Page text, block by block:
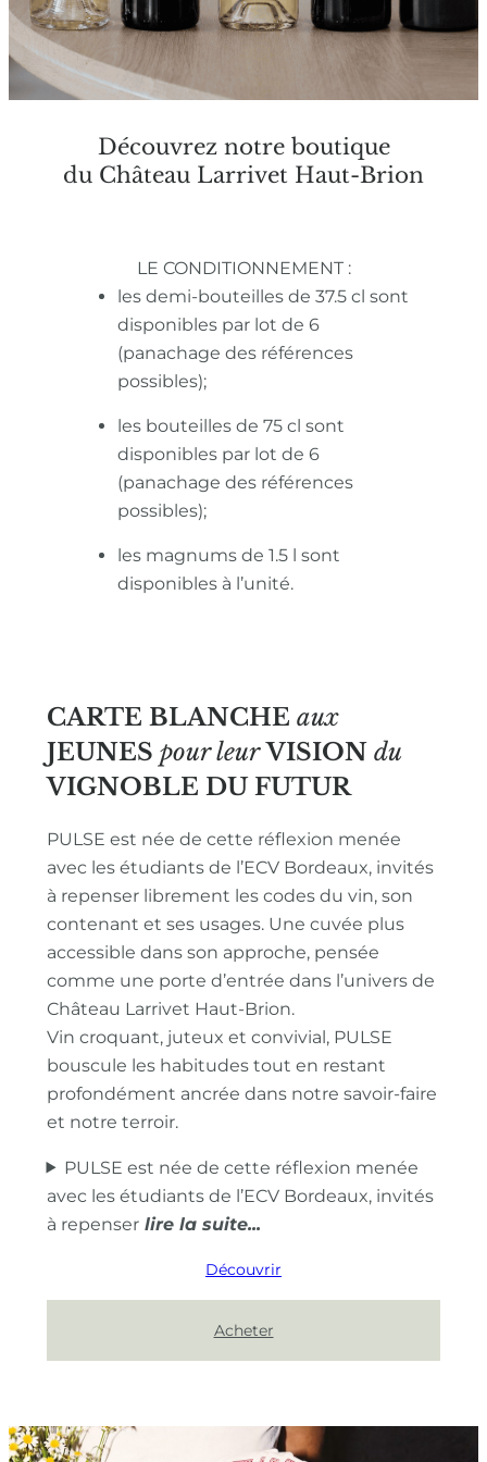
Découvrez notre boutique
du Château Larrivet Haut-Brion
LE CONDITIONNEMENT :
les demi-bouteilles de 37.5 cl sont
disponibles par lot de 6
(panachage des références
possibles);
les bouteilles de 75 cl sont
disponibles par lot de 6
(panachage des références
possibles);
les magnums de 1.5 l sont
disponibles à l’unité.
CARTE BLANCHE aux
JEUNES pour leur VISION du
VIGNOBLE DU FUTUR
PULSE est née de cette réflexion menée
avec les étudiants de l’ECV Bordeaux, invités
à repenser librement les codes du vin, son
contenant et ses usages. Une cuvée plus
accessible dans son approche, pensée
comme une porte d’entrée dans l’univers de
Château Larrivet Haut-Brion.
Vin croquant, juteux et convivial, PULSE
bouscule les habitudes tout en restant
profondément ancrée dans notre savoir-faire
et notre terroir.
PULSE est née de cette réflexion menée
avec les étudiants de l’ECV Bordeaux, invités
à repenser
Découvrir
Acheter